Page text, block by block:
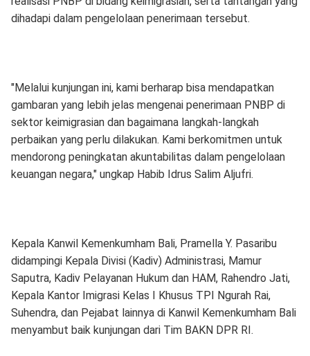
dihadapi dalam pengelolaan penerimaan tersebut.
"Melalui kunjungan ini, kami berharap bisa mendapatkan
gambaran yang lebih jelas mengenai penerimaan PNBP di
sektor keimigrasian dan bagaimana langkah-langkah
perbaikan yang perlu dilakukan. Kami berkomitmen untuk
mendorong peningkatan akuntabilitas dalam pengelolaan
keuangan negara," ungkap Habib Idrus Salim Aljufri.
Kepala Kanwil Kemenkumham Bali, Pramella Y. Pasaribu
didampingi Kepala Divisi (Kadiv) Administrasi, Mamur
Saputra, Kadiv Pelayanan Hukum dan HAM, Rahendro Jati,
Kepala Kantor Imigrasi Kelas I Khusus TPI Ngurah Rai,
Suhendra, dan Pejabat lainnya di Kanwil Kemenkumham Bali
menyambut baik kunjungan dari Tim BAKN DPR RI.